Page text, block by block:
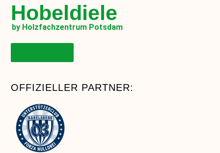
Hobeldiele
by Holzfachzentrum Potsdam
OFFIZIELLER PARTNER: